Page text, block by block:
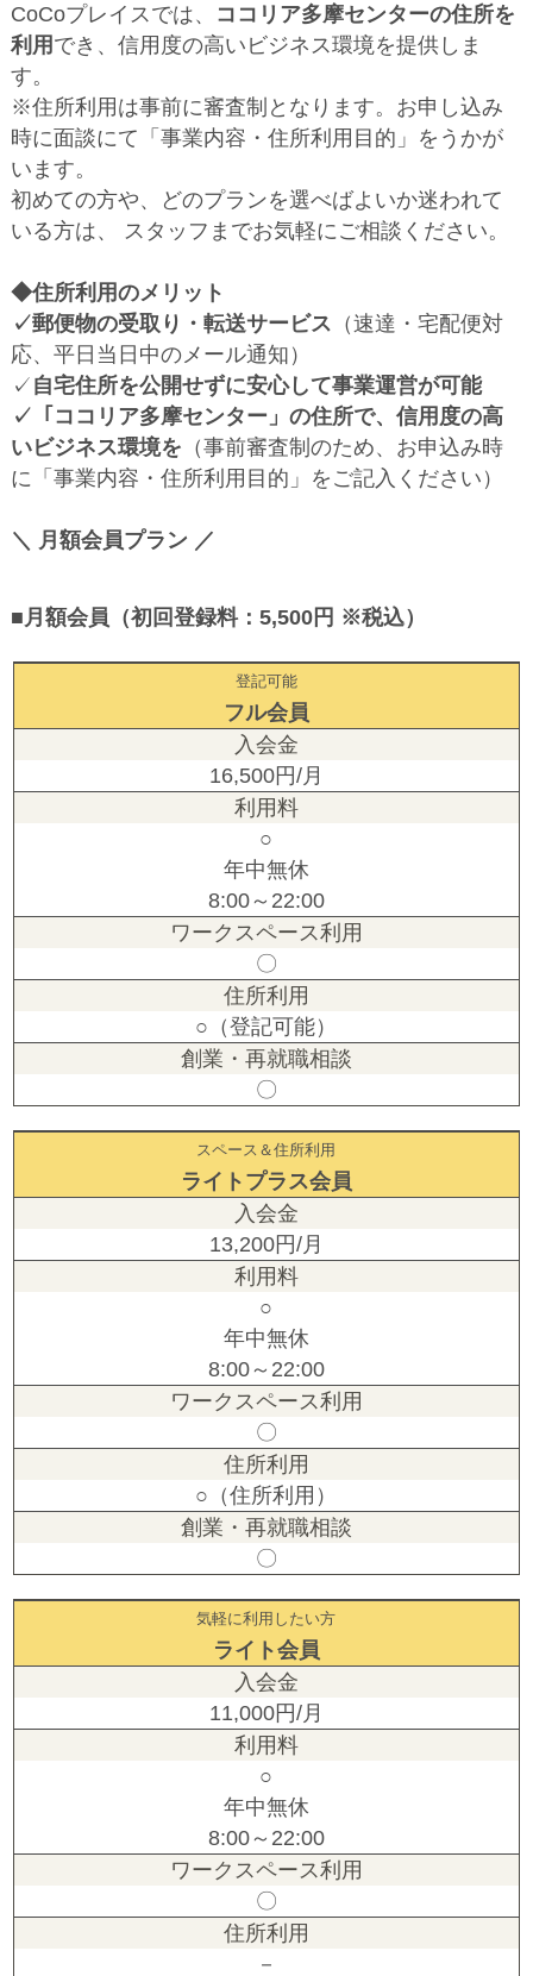
CoCoプレイスでは、
ココリア多摩センターの住所を
利用 でき、信用度の高いビジネス環境を提供しま
す。
※住所利用は事前に審査制となります。お申し込み
時に面談にて「事業内容・住所利用目的」をうかが
います。
初めての方や、どのプランを選べばよいか迷われて
いる方は、 スタッフまでお気軽にご相談ください。
◆住所利用のメリット
✓郵便物の受取り・転送サービス （速達・宅配便対
応、平日当日中のメール通知）
✓ 自宅住所を公開せずに安心して事業運営が可能
✓「ココリア多摩センター」の住所で、信用度の高
いビジネス環境を （事前審査制のため、お申込み時
に「事業内容・住所利用目的」をご記入ください）
＼ 月額会員プラン ／
■月額会員（初回登録料：5,500円 ※税込）
登記可能
フル会員
16,500円/月
○
年中無休
8:00～22:00
〇
○（登記可能）
〇
スペース＆住所利用
ライトプラス会員
13,200円/月
○
年中無休
8:00～22:00
〇
○（住所利用）
〇
気軽に利用したい方
ライト会員
11,000円/月
○
年中無休
8:00～22:00
〇
－